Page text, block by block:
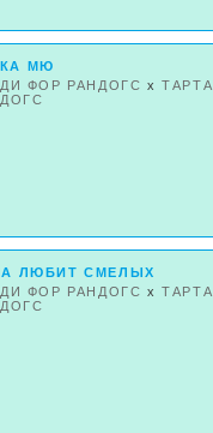
МЮ
ФОР РАНДОГС x
ЛЮБИТ СМЕЛЫХ
ФОР РАНДОГС x